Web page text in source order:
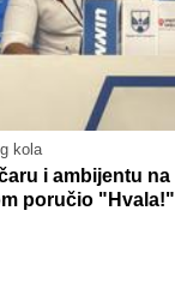
kola
i ambijentu na
poručio "Hvala!"